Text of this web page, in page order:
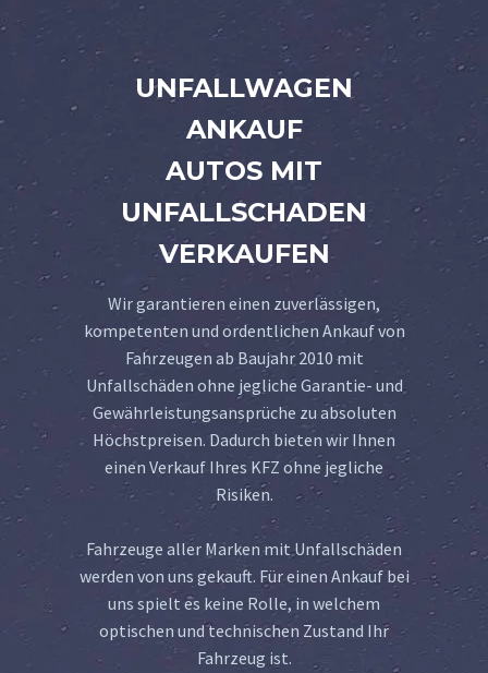
UNFALLWAGEN
ANKAUF
AUTOS MIT
UNFALLSCHADEN
VERKAUFEN
Wir garantieren einen zuverlässigen,
kompetenten und ordentlichen Ankauf von
Fahrzeugen ab Baujahr 2010 mit
Unfallschäden ohne jegliche Garantie- und
Gewährleistungsansprüche zu absoluten
Höchstpreisen. Dadurch bieten wir Ihnen
einen Verkauf Ihres KFZ ohne jegliche
Risiken.
Fahrzeuge aller Marken mit Unfallschäden
werden von uns gekauft. Für einen Ankauf bei
uns spielt es keine Rolle, in welchem
optischen und technischen Zustand Ihr
Fahrzeug ist.